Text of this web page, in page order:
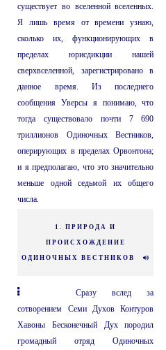
существует во вселенной вселенных.
Я лишь время от времени узнаю,
сколько их, функционирующих в
пределах юрисдикции нашей
сверхвселенной, зарегистрировано в
данное время. Из последнего
сообщения Уверсы я понимаю, что
тогда существовало почти 7 690
триллионов Одиночных Вестников,
оперирующих в пределах Орвонтона;
и я предполагаю, что это значительно
меньше одной седьмой их общего
числа.
1. ПРИРОДА И
ПРОИСХОЖДЕНИЕ
ОДИНОЧНЫХ ВЕСТНИКОВ
Сразу вслед за
сотворением Семи Духов Контуров
Хавоны Бесконечный Дух породил
громадный отряд Одиночных